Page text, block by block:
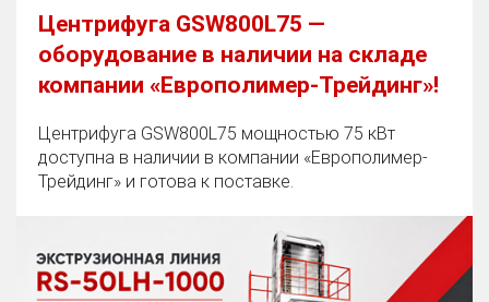
Центрифуга GSW800L75 —
оборудование в наличии на складе
компании «Европолимер-Трейдинг»!
Центрифуга GSW800L75 мощностью 75 кВт
доступна в наличии в компании «Европолимер-
Трейдинг» и готова к поставке.